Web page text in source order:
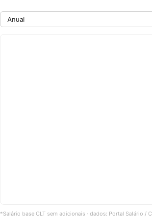
*Salário base CLT sem adicionais · dados: Portal Salário /